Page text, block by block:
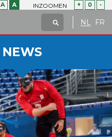
A A INZOOMEN + 0 -
NL FR
NEWS